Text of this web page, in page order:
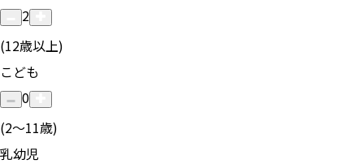
2
(12歳以上)
こども
0
(2〜11歳)
乳幼児